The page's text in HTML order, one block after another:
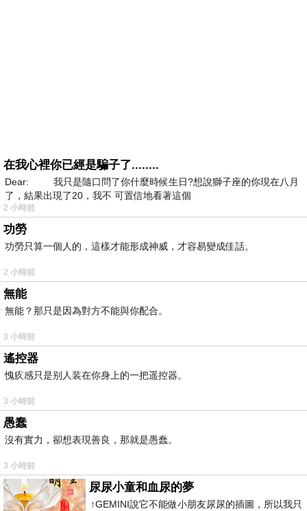
在我心裡你已經是騙子了........
Dear: 我只是隨口問了你什麼時候生日?想說獅子座的你現在八月
了，結果出現了20，我不 可置信地看著這個
2 小時前
功勞
功勞只算一個人的，這樣才能形成神威，才容易變成佳話。
2 小時前
無能
無能？那只是因為對方不能與你配合。
3 小時前
遙控器
愧疚感只是别人装在你身上的一把遥控器。
3 小時前
愚蠢
沒有實力，卻想表現善良，那就是愚蠢。
3 小時前
尿尿小童和血尿的夢
↑GEMINI說它不能做小朋友尿尿的插圖，所以我只